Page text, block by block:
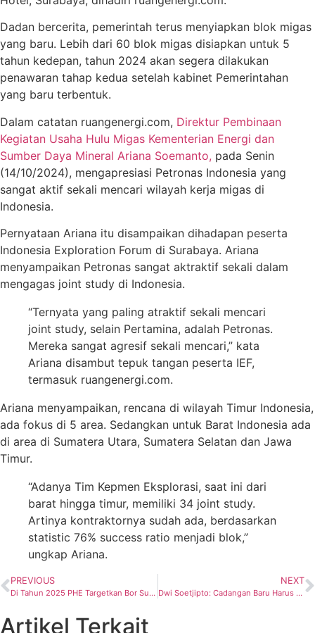
Dadan bercerita, pemerintah terus menyiapkan blok migas
yang baru. Lebih dari 60 blok migas disiapkan untuk 5
tahun kedepan, tahun 2024 akan segera dilakukan
penawaran tahap kedua setelah kabinet Pemerintahan
yang baru terbentuk.
Dalam catatan ruangenergi.com, Direktur Pembinaan
Kegiatan Usaha Hulu Migas Kementerian Energi dan
Sumber Daya Mineral Ariana Soemanto, pada Senin
(14/10/2024), mengapresiasi Petronas Indonesia yang
sangat aktif sekali mencari wilayah kerja migas di
Indonesia.
Pernyataan Ariana itu disampaikan dihadapan peserta
Indonesia Exploration Forum di Surabaya. Ariana
menyampaikan Petronas sangat aktraktif sekali dalam
mengagas joint study di Indonesia.
“Ternyata yang paling atraktif sekali mencari
joint study, selain Pertamina, adalah Petronas.
Mereka sangat agresif sekali mencari,” kata
Ariana disambut tepuk tangan peserta IEF,
termasuk ruangenergi.com.
Ariana menyampaikan, rencana di wilayah Timur Indonesia,
ada fokus di 5 area. Sedangkan untuk Barat Indonesia ada
di area di Sumatera Utara, Sumatera Selatan dan Jawa
Timur.
“Adanya Tim Kepmen Eksplorasi, saat ini dari
barat hingga timur, memiliki 34 joint study.
Artinya kontraktornya sudah ada, berdasarkan
statistic 76% success ratio menjadi blok,”
ungkap Ariana.
PREVIOUS
Di Tahun 2025 PHE Targetkan Bor Sumur Mempunyai Cadangan di Atas 30 MMBOE
NEXT
Dwi Soetjipto: Cadangan Baru Harus Terus Didapatkan
Artikel Terkait